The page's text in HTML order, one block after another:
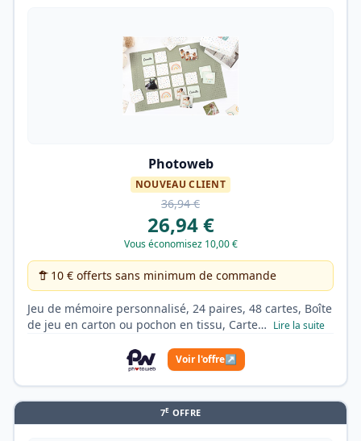
Photoweb
NOUVEAU CLIENT
36,94 €
26,94 €
Vous économisez 10,00 €
10 € offerts sans minimum de commande
Jeu de mémoire personnalisé, 24 paires, 48 cartes, Boîte
de jeu en carton ou pochon en tissu, Carte… Lire la suite
Voir l'offre↗
7E OFFRE